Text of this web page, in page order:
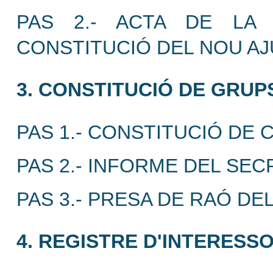
PAS 2.- ACTA DE LA
CONSTITUCIÓ DEL NOU
3. CONSTITUCIÓ DE
PAS 1.- CONSTITUCIÓ DE
PAS 2.- INFORME DEL
PAS 3.- PRESA DE RAÓ
4. REGISTRE